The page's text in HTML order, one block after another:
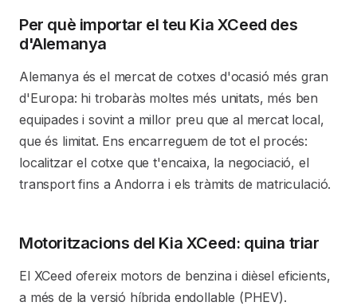
Per què importar el teu Kia XCeed des
d'Alemanya
Alemanya és el mercat de cotxes d'ocasió més gran
d'Europa: hi trobaràs moltes més unitats, més ben
equipades i sovint a millor preu que al mercat local,
que és limitat. Ens encarreguem de tot el procés:
localitzar el cotxe que t'encaixa, la negociació, el
transport fins a Andorra i els tràmits de matriculació.
Motoritzacions del Kia XCeed: quina triar
El XCeed ofereix motors de benzina i dièsel eficients,
a més de la versió híbrida endollable (PHEV).